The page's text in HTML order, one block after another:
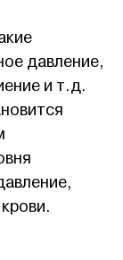
давление,
и т.д.